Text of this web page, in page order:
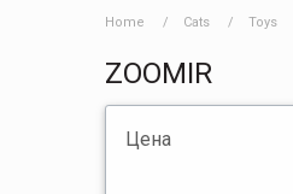
Home Cats Toys
ZOOMIR
Цена